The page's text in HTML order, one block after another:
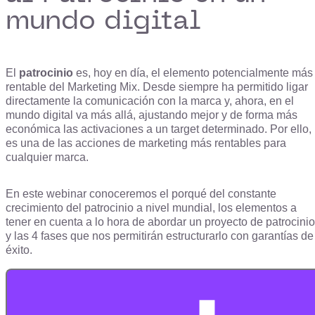
mundo digital
El patrocinio es, hoy en día, el elemento potencialmente más
rentable del Marketing Mix. Desde siempre ha permitido ligar
directamente la comunicación con la marca y, ahora, en el
mundo digital va más allá, ajustando mejor y de forma más
económica las activaciones a un target determinado. Por ello,
es una de las acciones de marketing más rentables para
cualquier marca.
En este webinar conoceremos el porqué del constante
crecimiento del patrocinio a nivel mundial, los elementos a
tener en cuenta a lo hora de abordar un proyecto de patrocinio
y las 4 fases que nos permitirán estructurarlo con garantías de
éxito.